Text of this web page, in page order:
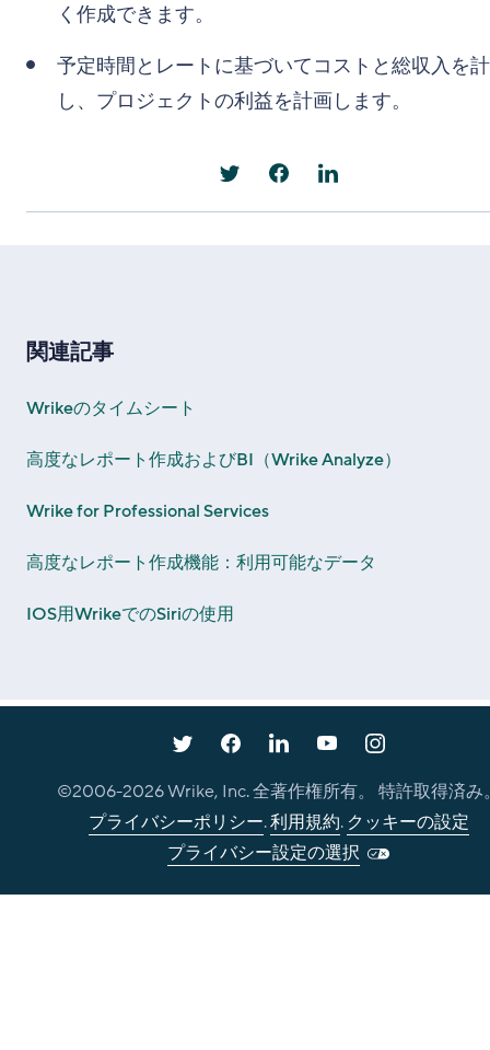
く作成できます。
予定時間とレートに基づいてコストと総収入を
し、プロジェクトの利益を計画します。
関連記事
Wrikeのタイムシート
高度なレポート作成およびBI（Wrike Analyze）
Wrike for Professional Services
高度なレポート作成機能：利用可能なデータ
IOS用WrikeでのSiriの使用
©2006-2026Wrike, Inc. 全著作権所有。 特許取得済み
プライバシーポリシー.利用規約. クッキーの設定
プライバシー設定の選択